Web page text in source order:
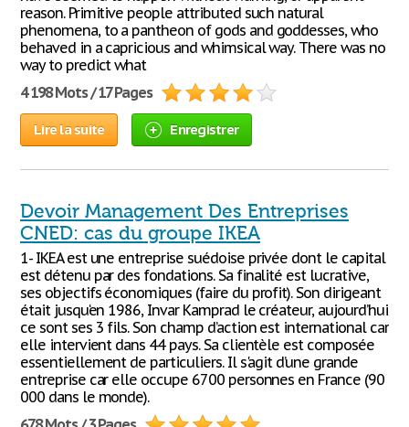
reason. Primitive people attributed such natural
phenomena, to a pantheon of gods and goddesses, who
behaved in a capricious and whimsical way. There was no
way to predict what
4 198 Mots / 17 Pages
Lire la suite Enregistrer
Devoir Management Des Entreprises
CNED: cas du groupe IKEA
1- IKEA est une entreprise suédoise privée dont le capital
est détenu par des fondations. Sa finalité est lucrative,
ses objectifs économiques (faire du profit). Son dirigeant
était jusqu‘en 1986, Invar Kamprad le créateur, aujourd’hui
ce sont ses 3 fils. Son champ d’action est international car
elle intervient dans 44 pays. Sa clientèle est composée
essentiellement de particuliers. Il s'agit d’une grande
entreprise car elle occupe 6700 personnes en France (90
000 dans le monde).